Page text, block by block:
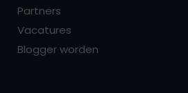
Partners
Vacatures
Blogger worden